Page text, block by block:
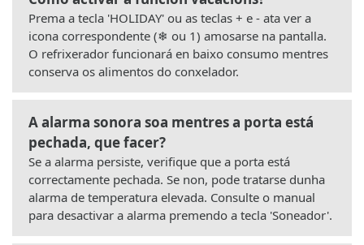
Prema a tecla 'HOLIDAY' ou as teclas + e - ata ver a
icona correspondente (❄ ou 1) amosarse na pantalla.
O refrixerador funcionará en baixo consumo mentres
conserva os alimentos do conxelador.
A alarma sonora soa mentres a porta está
pechada, que facer?
Se a alarma persiste, verifique que a porta está
correctamente pechada. Se non, pode tratarse dunha
alarma de temperatura elevada. Consulte o manual
para desactivar a alarma premendo a tecla 'Soneador'.